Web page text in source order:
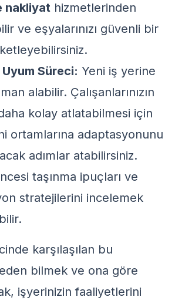
nakliyat hizmetlerinden
ve eşyalarınızı güvenli bir
Süreci: Yeni iş yerine
alabilir. Çalışanlarınızın
kolay atlatabilmesi için
ortamlarına adaptasyonunu
adımlar atabilirsiniz.
taşınma ipuçları ve
stratejilerini incelemek
karşılaşılan bu
bilmek ve ona göre
işyerinizin faaliyetlerini